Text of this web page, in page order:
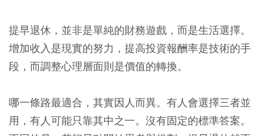
提早退休，並非是單純的財務遊戲，而是生活選擇。
增加收入是現實的努力，提高投資報酬率是技術的手
段，而調整心理層面則是價值的轉換。
哪一條路最適合，其實因人而異。有人會選擇三者並
用，有人可能只靠其中之一。沒有固定的標準答案。